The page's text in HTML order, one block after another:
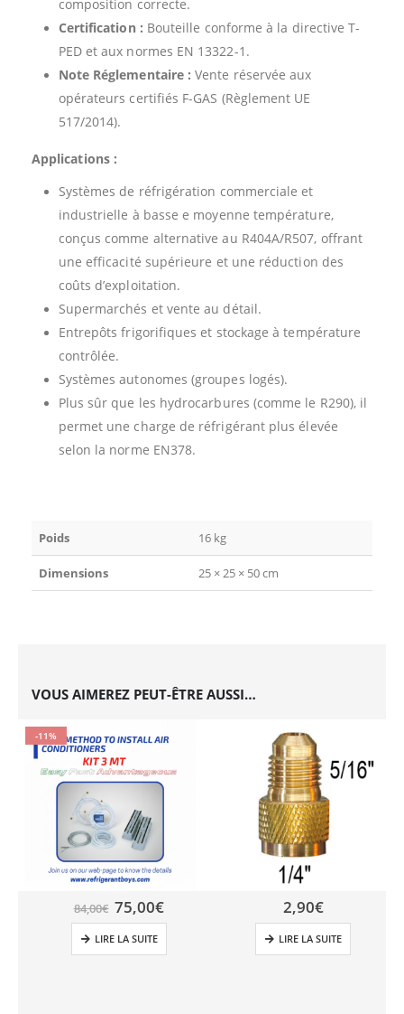
composition correcte.
Certification : Bouteille conforme à la directive T-
PED et aux normes EN 13322-1.
Note Réglementaire : Vente réservée aux
opérateurs certifiés F-GAS (Règlement UE
517/2014).
Applications :
Systèmes de réfrigération commerciale et
industrielle à basse e moyenne température,
conçus comme alternative au R404A/R507, offrant
une efficacité supérieure et une réduction des
coûts d’exploitation.
Supermarchés et vente au détail.
Entrepôts frigorifiques et stockage à température
contrôlée.
Systèmes autonomes (groupes logés).
Plus sûr que les hydrocarbures (comme le R290), il
permet une charge de réfrigérant plus élevée
selon la norme EN378.
Poids 16 kg
Dimensions 25 × 25 × 50 cm
VOUS AIMEREZ PEUT-ÊTRE AUSSI…
-11%
84,00€ 75,00€
LIRE LA SUITE
2,90€
LIRE LA SUITE